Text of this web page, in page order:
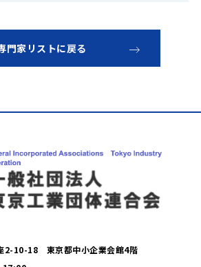
門家リストに戻る
2-10-18 東京都中小企業会館4階